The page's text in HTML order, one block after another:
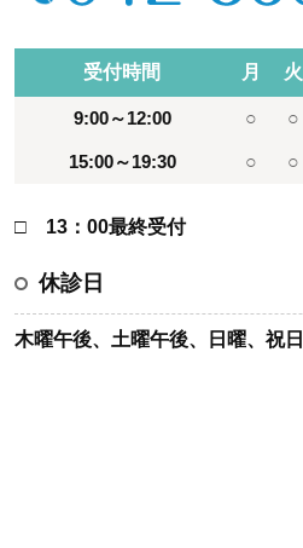
受付時間 月 火
9:00～12:00 ○ ○
15:00～19:30 ○ ○
□ 13：00最終受付
休診日
木曜午後、土曜午後、日曜、祝日